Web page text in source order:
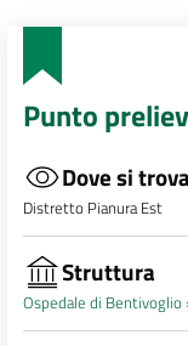
Punto
Dove si trova
Distretto Pianura Est
Struttura
Ospedale di Bentivoglio